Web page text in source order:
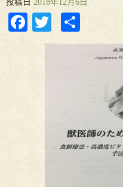
投稿日 2018年12月6日
Facebook
Twitter
有